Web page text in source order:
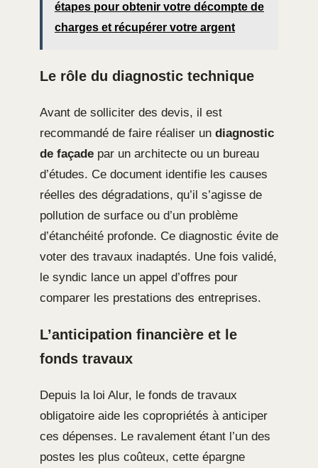
étapes pour obtenir votre décompte de
charges et récupérer votre argent
Le rôle du diagnostic technique
Avant de solliciter des devis, il est
recommandé de faire réaliser un diagnostic
de façade par un architecte ou un bureau
d’études. Ce document identifie les causes
réelles des dégradations, qu’il s’agisse de
pollution de surface ou d’un problème
d’étanchéité profonde. Ce diagnostic évite de
voter des travaux inadaptés. Une fois validé,
le syndic lance un appel d’offres pour
comparer les prestations des entreprises.
L’anticipation financière et le
fonds travaux
Depuis la loi Alur, le fonds de travaux
obligatoire aide les copropriétés à anticiper
ces dépenses. Le ravalement étant l’un des
postes les plus coûteux, cette épargne